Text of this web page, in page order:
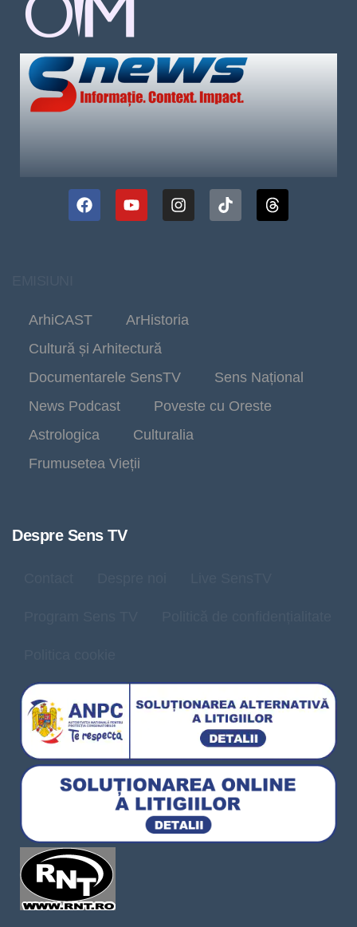
ArhiCAST
ArHistoria
Cultură și Arhitectură
Documentarele SensTV
Sens Național
News Podcast
Poveste cu Oreste
Astrologica
Culturalia
Frumusetea Vieții
Despre Sens TV